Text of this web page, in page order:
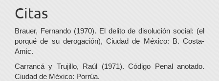
Citas
Brauer, Fernando (1970). El delito de disolución social: (el
porqué de su derogación), Ciudad de México: B. Costa-
Amic.
Carrancá y Trujillo, Raúl (1971). Código Penal anotado.
Ciudad de México: Porrúa.